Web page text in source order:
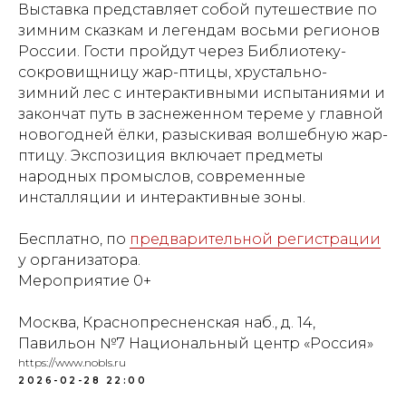
Выставка представляет собой путешествие по
зимним сказкам и легендам восьми регионов
России. Гости пройдут через Библиотеку-
сокровищницу жар-птицы, хрустально-
зимний лес с интерактивными испытаниями и
закончат путь в заснеженном тереме у главной
новогодней ёлки, разыскивая волшебную жар-
птицу. Экспозиция включает предметы
народных промыслов, современные
инсталляции и интерактивные зоны.
Бесплатно, по предварительной регистрации
у организатора.
Мероприятие 0+
Москва, Краснопресненская наб., д. 14,
Павильон №7 Национальный центр «Россия»
https://www.nobls.ru
2026-02-28 22:00